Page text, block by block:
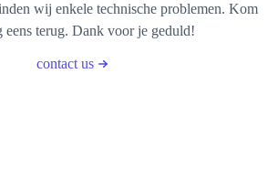
wij enkele technische problemen. Kom
eens terug. Dank voor je geduld!
contact us